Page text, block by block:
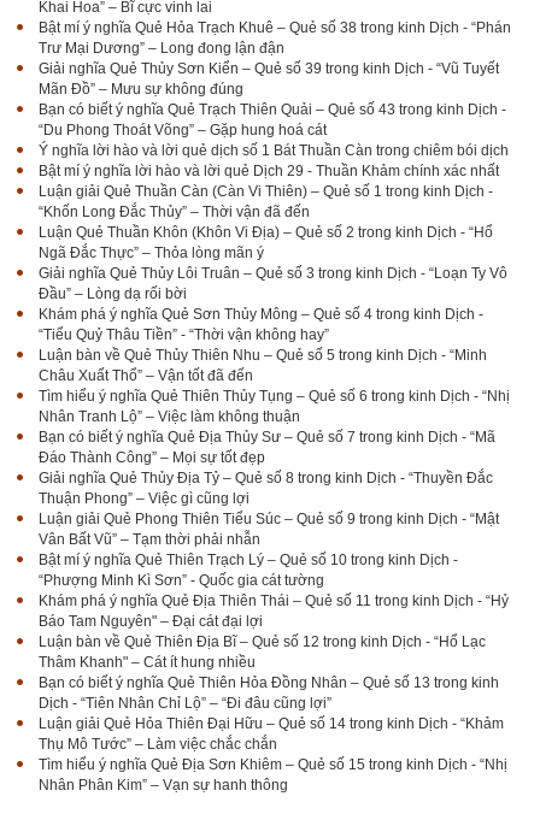
Khai Hoa” – Bĩ cực vinh lai
Bật mí ý nghĩa Quẻ Hỏa Trạch Khuê – Quẻ số 38 trong kinh Dịch - “Phán
Trư Mại Dương” – Long đong lận đận
Giải nghĩa Quẻ Thủy Sơn Kiển – Quẻ số 39 trong kinh Dịch - “Vũ Tuyết
Mãn Đồ” – Mưu sự không đúng
Bạn có biết ý nghĩa Quẻ Trạch Thiên Quải – Quẻ số 43 trong kinh Dịch -
“Du Phong Thoát Võng” – Gặp hung hoá cát
Ý nghĩa lời hào và lời quẻ dịch số 1 Bát Thuần Càn trong chiêm bói dịch
Bật mí ý nghĩa lời hào và lời quẻ Dịch 29 - Thuần Khảm chính xác nhất
Luận giải Quẻ Thuần Càn (Càn Vi Thiên) – Quẻ số 1 trong kinh Dịch -
“Khốn Long Đắc Thủy” – Thời vận đã đến
Luận Quẻ Thuần Khôn (Khôn Vi Địa) – Quẻ số 2 trong kinh Dịch - “Hổ
Ngã Đắc Thực” – Thỏa lòng mãn ý
Giải nghĩa Quẻ Thủy Lôi Truân – Quẻ số 3 trong kinh Dịch - “Loạn Ty Vô
Đầu” – Lòng dạ rối bời
Khám phá ý nghĩa Quẻ Sơn Thủy Mông – Quẻ số 4 trong kinh Dịch -
“Tiểu Quỷ Thâu Tiền” - “Thời vận không hay”
Luận bàn về Quẻ Thủy Thiên Nhu – Quẻ số 5 trong kinh Dịch - “Minh
Châu Xuất Thổ” – Vận tốt đã đến
Tìm hiểu ý nghĩa Quẻ Thiên Thủy Tụng – Quẻ số 6 trong kinh Dịch - “Nhị
Nhân Tranh Lộ” – Việc làm không thuận
Bạn có biết ý nghĩa Quẻ Địa Thủy Sư – Quẻ số 7 trong kinh Dịch - “Mã
Đáo Thành Công” – Mọi sự tốt đẹp
Giải nghĩa Quẻ Thủy Địa Tỷ – Quẻ số 8 trong kinh Dịch - “Thuyền Đắc
Thuận Phong” – Việc gì cũng lợi
Luận giải Quẻ Phong Thiên Tiểu Súc – Quẻ số 9 trong kinh Dịch - “Mật
Vân Bất Vũ” – Tạm thời phải nhẫn
Bật mí ý nghĩa Quẻ Thiên Trạch Lý – Quẻ số 10 trong kinh Dịch -
“Phượng Minh Kì Sơn” - Quốc gia cát tường
Khám phá ý nghĩa Quẻ Địa Thiên Thái – Quẻ số 11 trong kinh Dịch - “Hỷ
Báo Tam Nguyên" – Đại cát đại lợi
Luận bàn về Quẻ Thiên Địa Bĩ – Quẻ số 12 trong kinh Dịch - “Hổ Lạc
Thâm Khanh" – Cát ít hung nhiều
Bạn có biết ý nghĩa Quẻ Thiên Hỏa Đồng Nhân – Quẻ số 13 trong kinh
Dịch - “Tiên Nhân Chỉ Lộ” – “Đi đâu cũng lợi”
Luận giải Quẻ Hỏa Thiên Đại Hữu – Quẻ số 14 trong kinh Dịch - “Khảm
Thụ Mô Tước” – Làm việc chắc chắn
Tìm hiểu ý nghĩa Quẻ Địa Sơn Khiêm – Quẻ số 15 trong kinh Dịch - “Nhị
Nhân Phân Kim” – Vạn sự hanh thông